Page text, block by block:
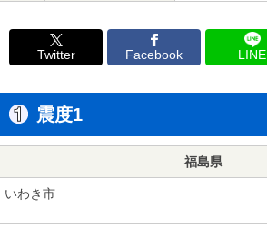
Twitter Facebook LINE
震度1
福島県
いわき市